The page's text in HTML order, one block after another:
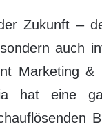
Zukunft –
auch
Marketing
hat eine